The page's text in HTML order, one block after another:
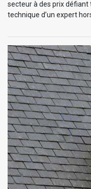
secteur à des prix
technique d’un expert